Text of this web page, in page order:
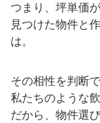
つまり、坪単価
見つけた物件と
は。
その相性を判断
私たちのような
だから、物件選